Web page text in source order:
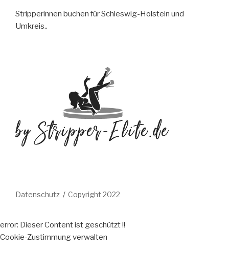
Stripperinnen buchen für Schleswig-Holstein und
Umkreis..
Datenschutz Copyright 2022
error: Dieser Content ist geschützt !!
Cookie-Zustimmung verwalten